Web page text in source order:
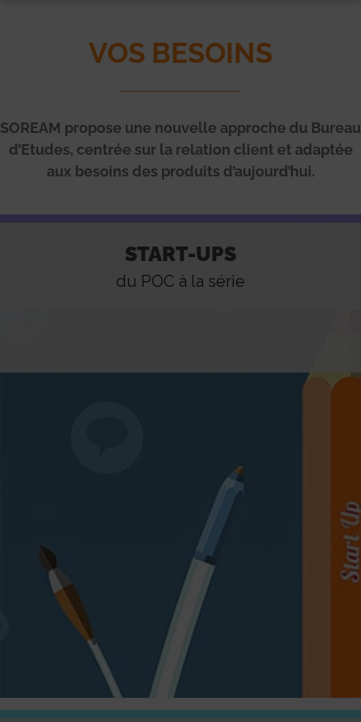
VOS BESOINS
SOREAM propose une nouvelle approche du Bureau
d’Etudes, centrée sur la relation client et adaptée
aux besoins des produits d’aujourd’hui.
START-UPS
du POC à la série
du POC à la série
fabrication série.